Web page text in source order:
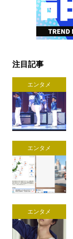
注目記事
エンタメ
エンタメ
エンタメ